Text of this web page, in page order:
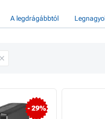
A legdrágábbtól
- 29%